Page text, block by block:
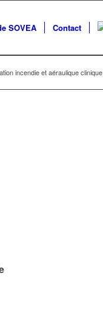
SOVEA Contact
incendie et aéraulique clinique